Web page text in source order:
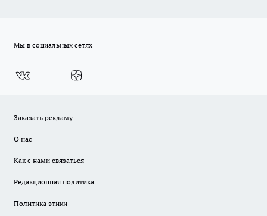
Мы в социальных сетях
Заказать рекламу
О нас
Как с нами связаться
Редакционная политика
Политика этики